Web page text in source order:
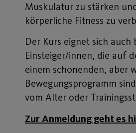
Muskulatur zu stärken
körperliche Fitness zu
Der Kurs eignet sich
Einsteiger/innen, die auf
einem schonenden, aber
Bewegungsprogramm
vom Alter oder
Zur Anmeldung geht es